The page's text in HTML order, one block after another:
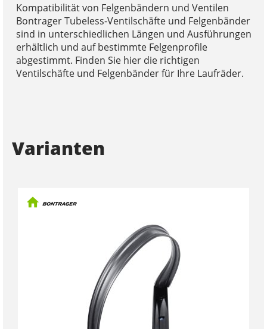
Kompatibilität von Felgenbändern und Ventilen
Bontrager Tubeless-Ventilschäfte und Felgenbänder
sind in unterschiedlichen Längen und Ausführungen
erhältlich und auf bestimmte Felgenprofile
abgestimmt. Finden Sie hier die richtigen
Ventilschäfte und Felgenbänder für Ihre Laufräder.
Varianten